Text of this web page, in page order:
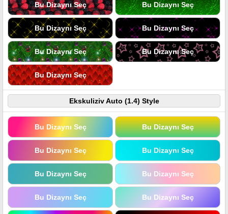
Bu Dizaynı Seç Bu Dizaynı Seç
Bu Dizaynı Seç Bu Dizaynı Seç
Bu Dizaynı Seç Bu Dizaynı Seç
Bu Dizaynı Seç
Ekskuliziv Auto (1.4) Style
Bu Dizaynı Seç Bu Dizaynı Seç
Bu Dizaynı Seç Bu Dizaynı Seç
Bu Dizaynı Seç Bu Dizaynı Seç
Bu Dizaynı Seç Bu Dizaynı Seç